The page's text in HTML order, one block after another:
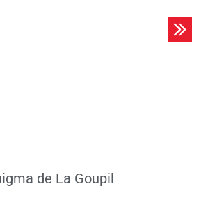
de La Goupil